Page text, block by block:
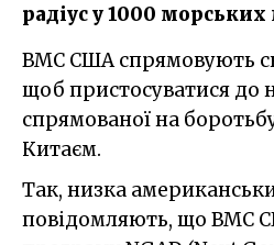
радіус у 1000
ВМС США спрямовують свої зусилля на те,
щоб пристосуватися до
спрямованої на
Китаєм.
Так, низка
повідомляють, що ВМС